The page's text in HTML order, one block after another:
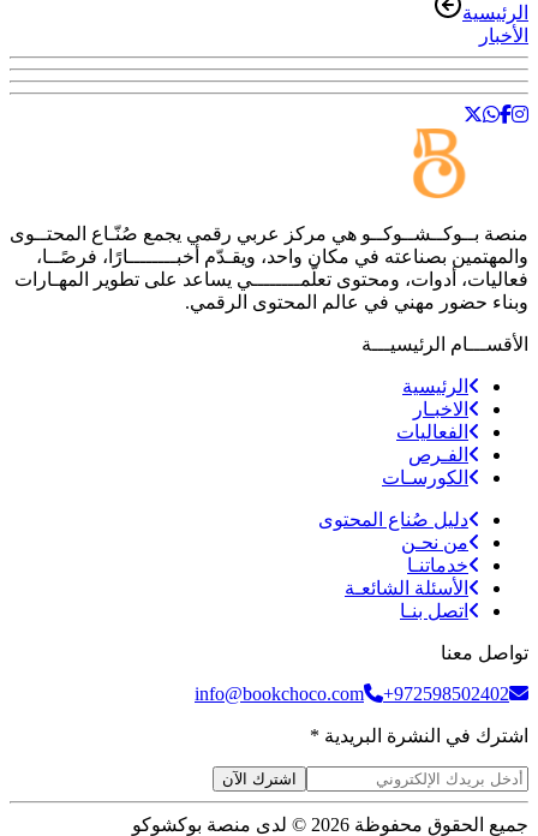
الرئيسية
الأخبار
منصة بــوكــشــوكــو هي مركز عربي رقمي يجمع صُنّـاع المحتــوى
والمهتمين بصناعته في مكان واحد، ويقـدّم أخبــــــــارًا، فرصًــا،
فعاليات، أدوات، ومحتوى تعلّمــــــــي يساعد على تطوير المهـارات
وبناء حضور مهني في عالم المحتوى الرقمي.
الأقســـام الرئيسيـــة
الرئيسية
الاخبـار
الفعاليات
الفـرص
الكورسـات
دليل صُناع المحتوى
من نحـن
خدماتنـا
الأسئلة الشائعـة
اتصل بنـا
تواصل معنا
info@bookchoco.com
+972598502402
اشترك في النشرة البريدية *
اشترك الآن
جميع الحقوق محفوظة 2026 © لدى منصة بوكشوكو